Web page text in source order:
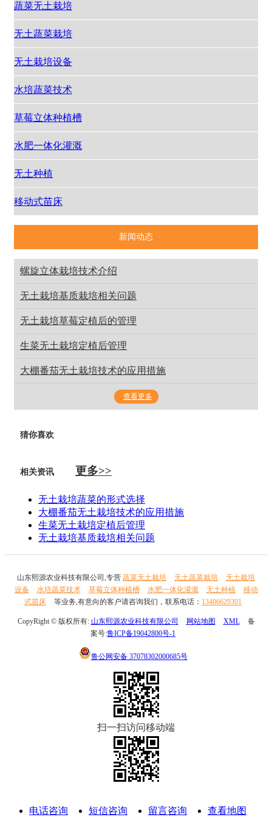
蔬菜无土栽培
无土蔬菜栽培
无土栽培设备
水培蔬菜技术
草莓立体种植槽
水肥一体化灌溉
无土种植
移动式苗床
新闻动态
螺旋立体栽培技术介绍
无土栽培基质栽培相关问题
无土栽培草莓定植后的管理
生菜无土栽培定植后管理
大棚番茄无土栽培技术的应用措施
查看更多
猜你喜欢
相关资讯 更多>>
无土栽培蔬菜的形式选择
大棚番茄无土栽培技术的应用措施
生菜无土栽培定植后管理
无土栽培基质栽培相关问题
山东熙源农业科技有限公司,专营 蔬菜无土栽培 无土蔬菜栽培
无土栽培
设备
水培蔬菜技术 草莓立体种植槽 水肥一体化灌溉 无土种植
移动
式苗床
等业务,有意向的客户请咨询我们，联系电话： 13406629301
CopyRight © 版权所有: 山东熙源农业科技有限公司 网站地图 XML
备
案号:鲁ICP备19042800号-1
鲁公网安备37078302000685号
扫一扫访问移动端
电话咨询 短信咨询 留言咨询 查看地图